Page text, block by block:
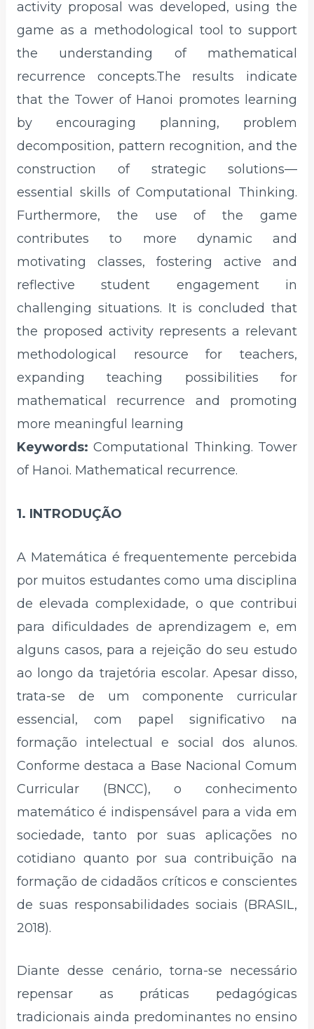
activity proposal was developed, using the
game as a methodological tool to support
the understanding of mathematical
recurrence concepts.The results indicate
that the Tower of Hanoi promotes learning
by encouraging planning, problem
decomposition, pattern recognition, and the
construction of strategic solutions—
essential skills of Computational Thinking.
Furthermore, the use of the game
contributes to more dynamic and
motivating classes, fostering active and
reflective student engagement in
challenging situations. It is concluded that
the proposed activity represents a relevant
methodological resource for teachers,
expanding teaching possibilities for
mathematical recurrence and promoting
more meaningful learning
Keywords:Computational Thinking. Tower
of Hanoi. Mathematical recurrence.
1. INTRODUÇÃO
A Matemática é frequentemente percebida
por muitos estudantes como uma disciplina
de elevada complexidade, o que contribui
para dificuldades de aprendizagem e, em
alguns casos, para a rejeição do seu estudo
ao longo da trajetória escolar. Apesar disso,
trata-se de um componente curricular
essencial, com papel significativo na
formação intelectual e social dos alunos.
Conforme destaca a Base Nacional Comum
Curricular (BNCC), o conhecimento
matemático é indispensável para a vida em
sociedade, tanto por suas aplicações no
cotidiano quanto por sua contribuição na
formação de cidadãos críticos e conscientes
de suas responsabilidades sociais (BRASIL,
2018).
Diante desse cenário, torna-se necessário
repensar as práticas pedagógicas
tradicionais ainda predominantes no ensino